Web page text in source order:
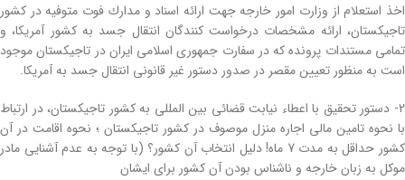
اخذ استعلام از وزارت امور خارجه جهت ارائه اسناد و مدارك فوت متوفیه در كشور
تاجیكستان، ارائه مشخصات درخواست كنندگان انتقال جسد به كشور آمریكا، و
تمامی مستندات پرونده كه در سفارت جمهوری اسلامی ایران در تاجیكستان موجود
است به منظور تعیین مقصر در صدور دستور غیر قانونی انتقال جسد به آمریكا.
2- دستور تحقیق با اعطاء نیابت قضائی بین المللی به كشور تاجیكستان، در ارتباط
با نحوه تامین مالی اجاره منزل موصوف در كشور تاجیكستان ؛ نحوه اقامت در آن
كشور حداقل به مدت 7 ماه! دلیل انتخاب آن كشور؟ (با توجه به عدم آشنایی مادر
موكل به زبان خارجه و ناشناس بودن آن كشور برای ایشان